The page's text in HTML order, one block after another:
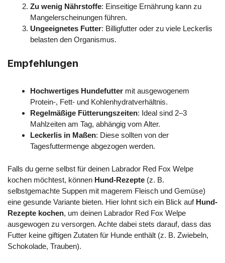
Zu wenig Nährstoffe: Einseitige Ernährung kann zu
Mangelerscheinungen führen.
Ungeeignetes Futter: Billigfutter oder zu viele Leckerlis
belasten den Organismus.
Empfehlungen
Hochwertiges Hundefutter mit ausgewogenem
Protein-, Fett- und Kohlenhydratverhältnis.
Regelmäßige Fütterungszeiten: Ideal sind 2–3
Mahlzeiten am Tag, abhängig vom Alter.
Leckerlis in Maßen: Diese sollten von der
Tagesfuttermenge abgezogen werden.
Falls du gerne selbst für deinen Labrador Red Fox Welpe
kochen möchtest, können Hund-Rezepte (z. B.
selbstgemachte Suppen mit magerem Fleisch und Gemüse)
eine gesunde Variante bieten. Hier lohnt sich ein Blick auf Hund-
Rezepte kochen, um deinen Labrador Red Fox Welpe
ausgewogen zu versorgen. Achte dabei stets darauf, dass das
Futter keine giftigen Zutaten für Hunde enthält (z. B. Zwiebeln,
Schokolade, Trauben).